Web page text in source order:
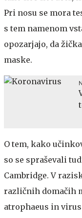
Pri nosu se mora
s tem namenom
opozarjajo, da
maske.
O tem, kako
so se spraševali
Cambridge. V
različnih domačih
atrophaeus in